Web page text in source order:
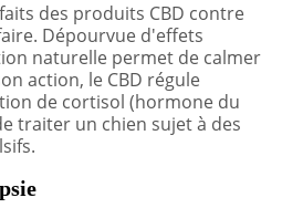
des produits CBD contre
Dépourvue d'effets
naturelle permet de calmer
action, le CBD régule
de cortisol (hormone du
traiter un chien sujet à des